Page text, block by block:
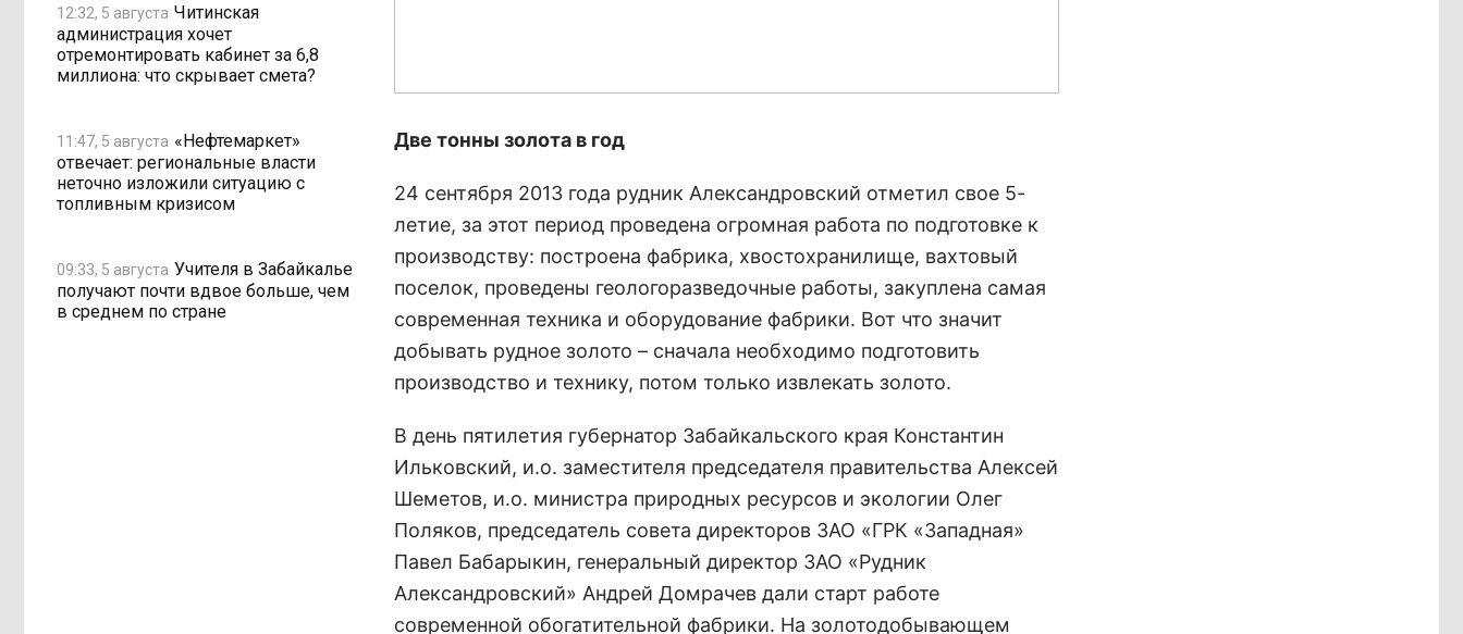
12:32, 5 августа Читинская
администрация хочет
отремонтировать кабинет за 6,8
миллиона: что скрывает смета?
11:47, 5 августа «Нефтемаркет»
отвечает: региональные власти
неточно изложили ситуацию с
топливным кризисом
09:33, 5 августа Учителя в Забайкалье
получают почти вдвое больше, чем
в среднем по стране
Две тонны золота в год
24 сентября 2013 года рудник Александровский отметил свое 5-
летие, за этот период проведена огромная работа по подготовке к
производству: построена фабрика, хвостохранилище, вахтовый
поселок, проведены геологоразведочные работы, закуплена самая
современная техника и оборудование фабрики. Вот что значит
добывать рудное золото – сначала необходимо подготовить
производство и технику, потом только извлекать золото.
В день пятилетия губернатор Забайкальского края Константин
Ильковский, и.о. заместителя председателя правительства Алексей
Шеметов, и.о. министра природных ресурсов и экологии Олег
Поляков, председатель совета директоров ЗАО «ГРК «Западная»
Павел Бабарыкин, генеральный директор ЗАО «Рудник
Александровский» Андрей Домрачев дали старт работе
современной обогатительной фабрики. На золотодобывающем